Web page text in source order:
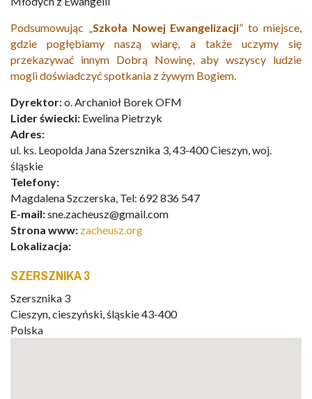
Podsumowując „Szkoła Nowej Ewangelizacji” to miejsce,
gdzie pogłębiamy naszą wiarę, a także uczymy się
przekazywać innym Dobrą Nowinę, aby wszyscy ludzie
mogli doświadczyć spotkania z żywym Bogiem.
Dyrektor:o. Archanioł Borek OFM
Lider świecki: Ewelina Pietrzyk
Adres:
ul. ks. Leopolda Jana Szersznika 3, 43-400 Cieszyn, woj.
śląskie
Telefony:
Magdalena Szczerska, Tel: 692 836 547
E-mail:sne.zacheusz@gmail.com
Strona www: zacheusz.org
Lokalizacja:
SZERSZNIKA 3
Szersznika 3
Cieszyn,cieszyński, śląskie43-400
Polska